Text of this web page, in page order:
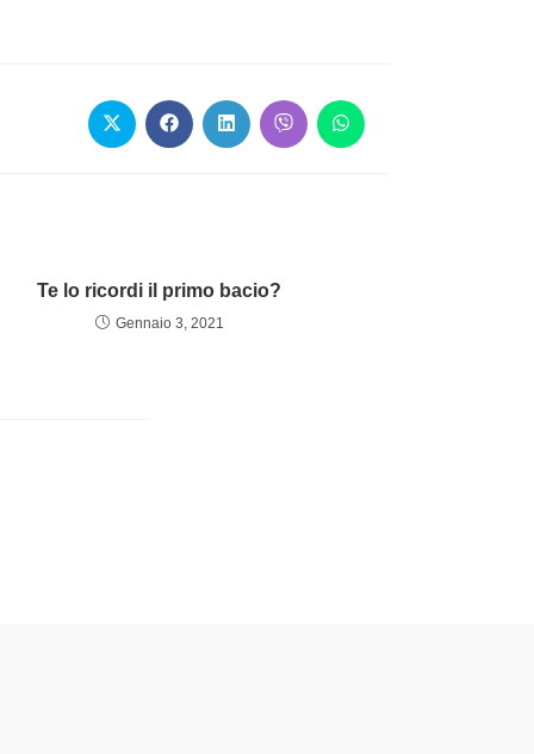
Te lo ricordi il primo bacio?
Gennaio 3, 2021